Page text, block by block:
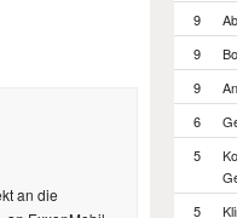
an die
9
9
9
6
5
5